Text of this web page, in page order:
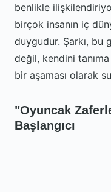
benlikle
birçok insanın iç
duygudur. Şarkı, bu
değil, kendini
bir aşaması olarak
"Oyuncak
Başlangıcı